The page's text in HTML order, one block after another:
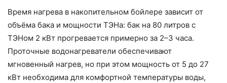
Время нагрева в накопительном бойлере зависит от
объёма бака и мощности ТЭНа: бак на 80 литров с
ТЭНом 2 кВт прогревается примерно за 2–3 часа.
Проточные водонагреватели обеспечивают
мгновенный нагрев, но при этом мощность от 5 до 27
кВт необходима для комфортной температуры воды,